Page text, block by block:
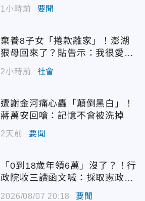
1小時前 要聞
棄養8子女「捲款離家」！澎湖
狠母回來了？貼告示：我很愛我
孩子
2小時前 社會
遭謝金河痛心轟「顛倒黑白」！
蔣萬安回嗆：記憶不會被洗掉
2天前 要聞
「0到18歲年領6萬」沒了？！行
政院收三讀函文喊：採取憲政作
2026/08/07 20:18 要聞